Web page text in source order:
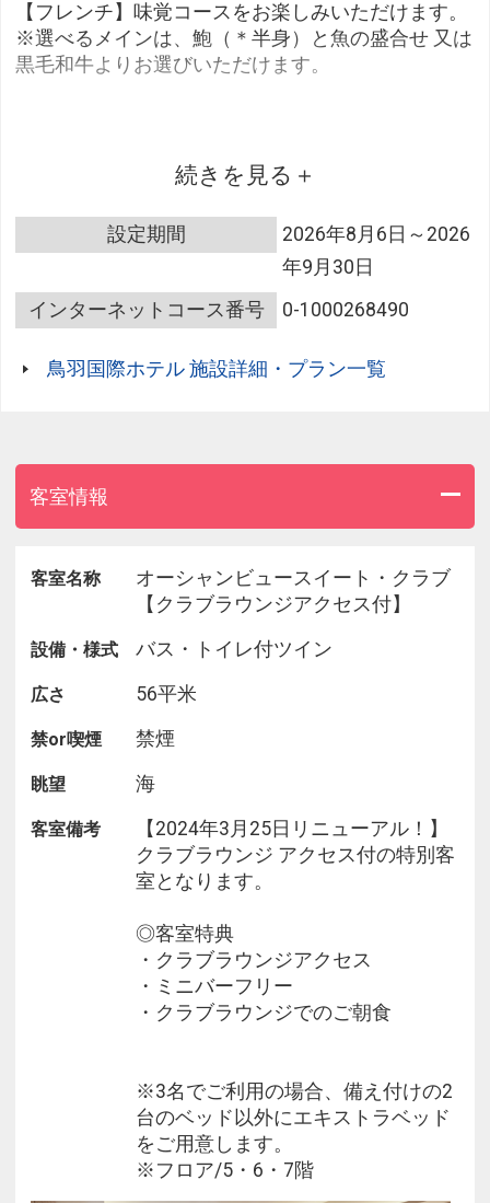
【フレンチ】味覚コースをお楽しみいただけます。
※選べるメインは、鮑（＊半身）と魚の盛合せ 又は
黒毛和牛よりお選びいただけます。
・【フレンチ】味覚コースをご用意いたします。
る方は、ご予約時にお知らせください。
※ご希望のご夕食時間をお知らせください。（時間
17：30～もしくは 20：00前後）
■ご朝食■
海を一望できるレストランで和洋ブッフェをお楽し
■AMENITY■
のよいアメニティ（シャンプー・コンディショナ
ー・ボディーソープ・ハンドソープ）をご用意して
ホテルに大浴場はございませんが、鳥羽国際ホテル
敷地内の旅館「潮路亭」の湯処「常若の湯」をご利
用頂けます。ホテルより徒歩約３分です。（お車で
の送迎もいたします。）
※客室のルームウェアでのご移動はご遠慮いただい
※大人の方は大浴場をご利用の場合、入湯税(1泊に
つき150円)を頂戴いたします。
続きを見る
設定期間
2026年8月6日～2026
年9月30日
インターネットコース番号
0-1000268490
鳥羽国際ホテル 施設詳細・プラン一覧
客室情報
客室名称
オーシャンビュースイート・クラブ
【クラブラウンジアクセス付】
設備・様式 バス・トイレ付ツイン
広さ 56平米
禁or喫煙 禁煙
眺望 海
客室備考
【2024年3月25日リニューアル！】
クラブラウンジ アクセス付の特別客
室となります。
◎客室特典
・クラブラウンジアクセス
・ミニバーフリー
・クラブラウンジでのご朝食
※3名でご利用の場合、備え付けの2
台のベッド以外にエキストラベッド
をご用意します。
※フロア/5・6・7階